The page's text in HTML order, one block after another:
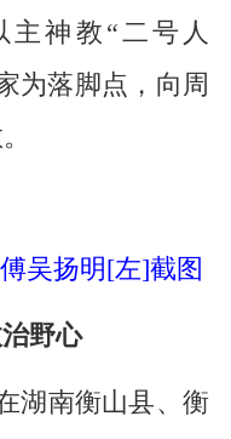
神教“二号人
为落脚点，向周
吴扬明 [左]截图
野心
湖南衡山县、衡